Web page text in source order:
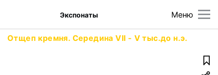
Меню
Экспонаты
Отщеп кремня. Середина VII - V тыс.до н.э.